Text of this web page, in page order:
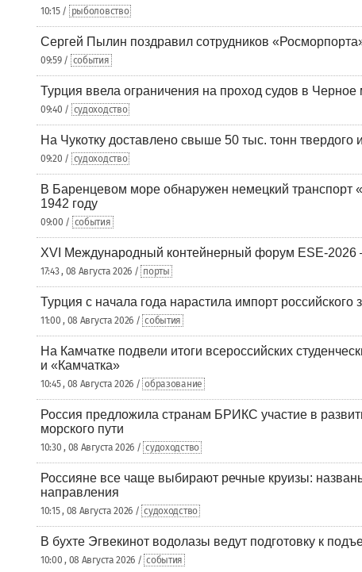
10:15 / рыболовство
Сергей Пылин поздравил сотрудников
09:59 / события
Турция ввела ограничения на проход судов в Черное
09:40 / судоходство
На Чукотку доставлено свыше 50 тыс. тонн твердого
09:20 / судоходство
В Баренцевом море обнаружен немецкий транспорт
1942 году
09:00 / события
XVI Международный контейнерный форум ESE-
17:43 , 08 Августа 2026 / порты
Турция с начала года нарастила импорт российского
11:00 , 08 Августа 2026 / события
На Камчатке подвели итоги всероссийских
и «Камчатка»
10:45 , 08 Августа 2026 / образование
Россия предложила странам БРИКС участие в
морского пути
10:30 , 08 Августа 2026 / судоходство
Россияне все чаще выбирают речные круизы:
направления
10:15 , 08 Августа 2026 / судоходство
В бухте Эгвекинот водолазы ведут подготовку к
10:00 , 08 Августа 2026 / события